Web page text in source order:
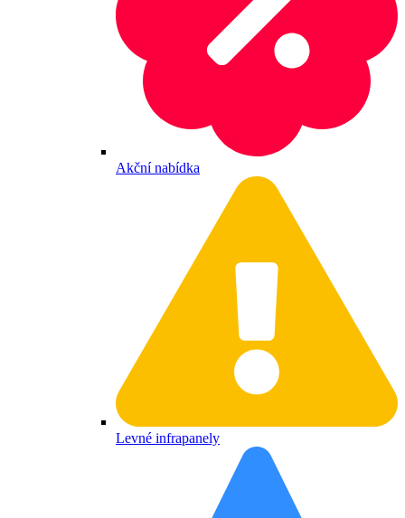
Akční nabídka
Levné infrapanely